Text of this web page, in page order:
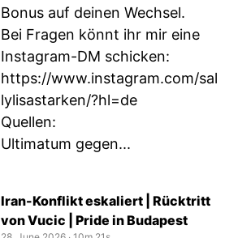
Bonus auf deinen Wechsel.
Bei Fragen könnt ihr mir eine
Instagram-DM schicken:
https://www.instagram.com/sal
lylisastarken/?hl=de
Quellen:
Ultimatum gegen...
Iran-Konflikt eskaliert | Rücktritt
von Vucic | Pride in Budapest